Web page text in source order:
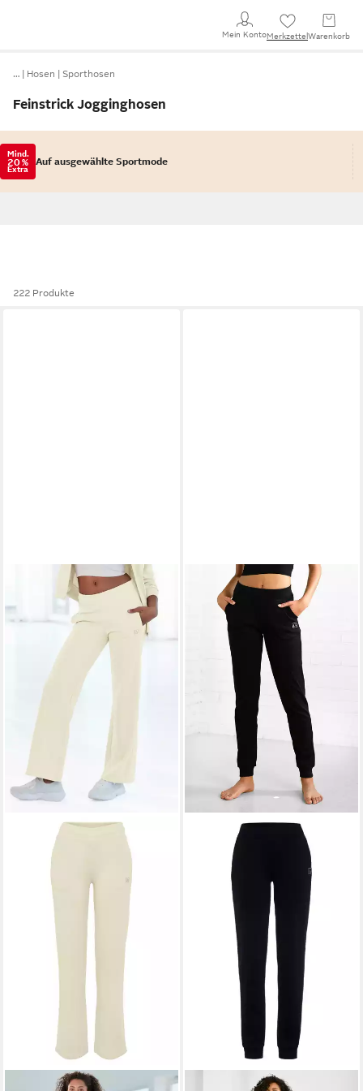
Mein KontoMerkzettel Warenkorb
… Hosen Sporthosen
Feinstrick Jogginghosen
Mind.
20 %
Extra
Auf ausgewählte Sportmode
222 Produkte